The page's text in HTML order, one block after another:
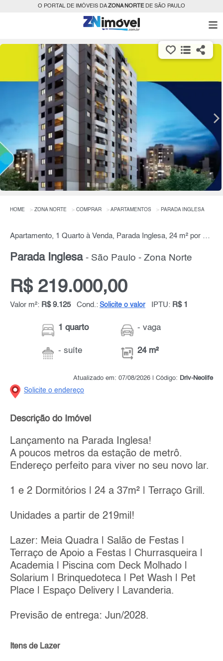
O PORTAL DE IMÓVEIS DAZONA NORTEDE SÃO PAULO
HOME ZONA NORTE COMPRAR APARTAMENTOS PARADA INGLESA
Apartamento, 1 Quarto à Venda, Parada Inglesa, 24 m² por R$ 219.000,00
Parada Inglesa - São Paulo - Zona Norte
R$ 219.000,00
Valor m²: R$ 9.125 Cond.: Solicite o valor IPTU: R$ 1
1 quarto
- suíte
- vaga
24 m²
Atualizado em: 07/08/2026 | Código: Driv-Neolife
Solicite o endereço
Descrição do Imóvel
Lançamento na Parada Inglesa!
A poucos metros da estação de metrô.
Endereço perfeito para viver no seu novo lar.
1 e 2 Dormitórios | 24 a 37m² | Terraço Grill.
Unidades a partir de 219mil!
Lazer: Meia Quadra | Salão de Festas |
Terraço de Apoio a Festas | Churrasqueira |
Academia | Piscina com Deck Molhado |
Solarium | Brinquedoteca | Pet Wash | Pet
Place | Espaço Delivery | Lavanderia.
Previsão de entrega: Jun/2028.
Itens de Lazer